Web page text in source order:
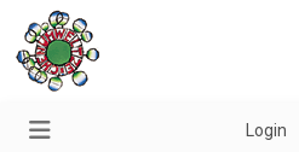
Login